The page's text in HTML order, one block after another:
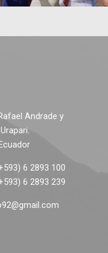
Andrade y
6 2893 100
6 2893 239